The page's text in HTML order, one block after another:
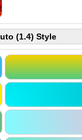
(1.4) Style